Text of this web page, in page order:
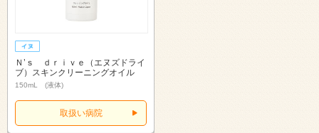
Ｎ’ｓ ｄｒｉｖｅ（エヌズドライ
ブ）スキンクリーニングオイル
150mL (液体)
取扱い病院